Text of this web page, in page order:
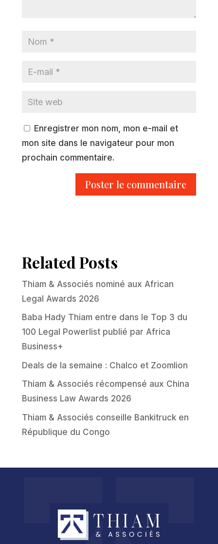
Enregistrer mon nom, mon e-mail et
mon site dans le navigateur pour mon
prochain commentaire.
Related Posts
Thiam & Associés nominé aux African
Legal Awards 2026
Baba Hady Thiam entre dans le Top 3 du
100 Legal Powerlist publié par Africa
Business+
Deals de la semaine : Chalco et Zoomlion
Thiam & Associés récompensé aux China
Business Law Awards 2026
Thiam & Associés conseille Bankitruck en
République du Congo